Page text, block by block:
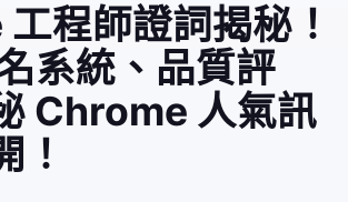
程師證詞揭秘！
系統、品質評
Chrome 人氣訊
！